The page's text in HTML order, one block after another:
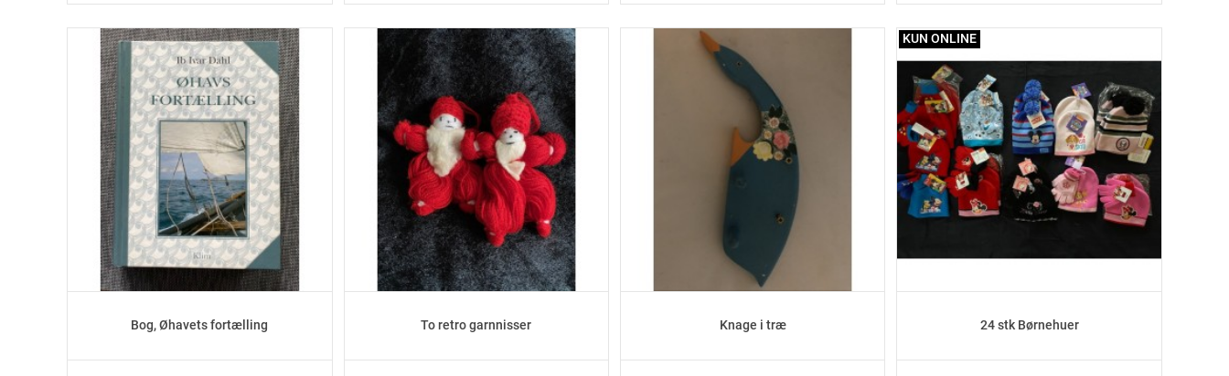
Bog, Øhavets fortælling To retro garnnisser Knage i træ 24 stk Børnehuer
KUN ONLINE